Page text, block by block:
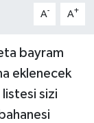
A- A+
bayram
eklenecek
sizi